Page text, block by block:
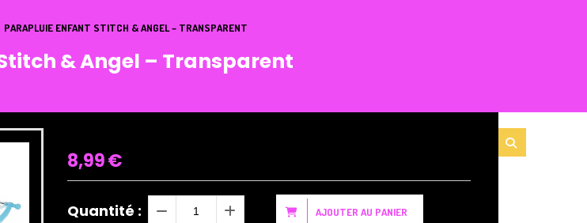
PARAPLUIE ENFANT STITCH & ANGEL – TRANSPARENT
& Angel – Transparent
8,99€
Quantité : AJOUTER AU PANIER